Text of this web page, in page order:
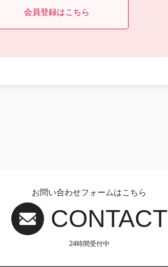
会員登録はこちら
お問い合わせフォームはこちら
CONTACT
24時間受付中